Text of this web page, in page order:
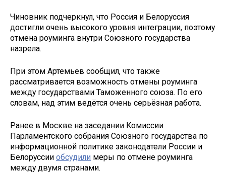
Чиновник подчеркнул, что Россия и Белоруссия
достигли очень высокого уровня интеграции, поэтому
отмена роуминга внутри Союзного государства
назрела.
При этом Артемьев сообщил, что также
рассматривается возможность отмены роуминга
между государствами Таможенного союза. По его
словам, над этим ведётся очень серьёзная работа.
Ранее в Москве на заседании Комиссии
Парламентского собрания Союзного государства по
информационной политике законодатели России и
Белоруссии обсудили меры по отмене роуминга
между двумя странами.